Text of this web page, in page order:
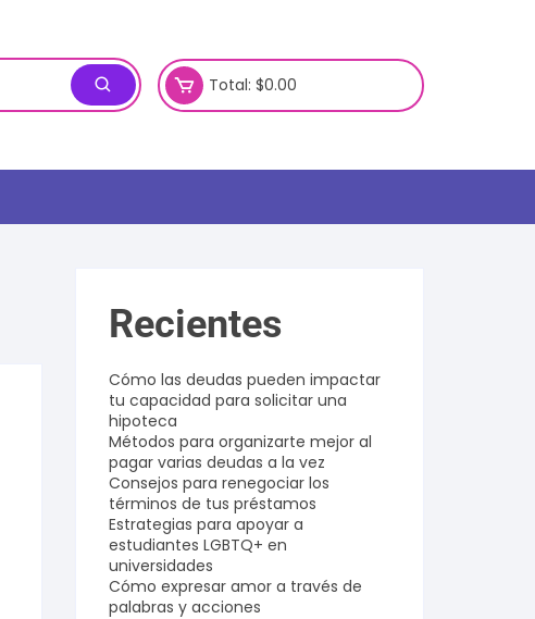
Total: $0.00
Recientes
Cómo las deudas pueden impactar
tu capacidad para solicitar una
hipoteca
Métodos para organizarte mejor al
pagar varias deudas a la vez
Consejos para renegociar los
términos de tus préstamos
Estrategias para apoyar a
estudiantes LGBTQ+ en
universidades
Cómo expresar amor a través de
palabras y acciones